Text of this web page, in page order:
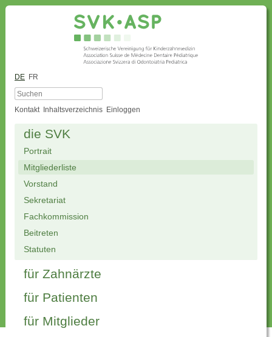
DE FR
Kontakt Inhaltsverzeichnis Einloggen
die SVK
Portrait
Mitgliederliste
Vorstand
Sekretariat
Fachkommission
Beitreten
Statuten
für Zahnärzte
für Patienten
für Mitglieder